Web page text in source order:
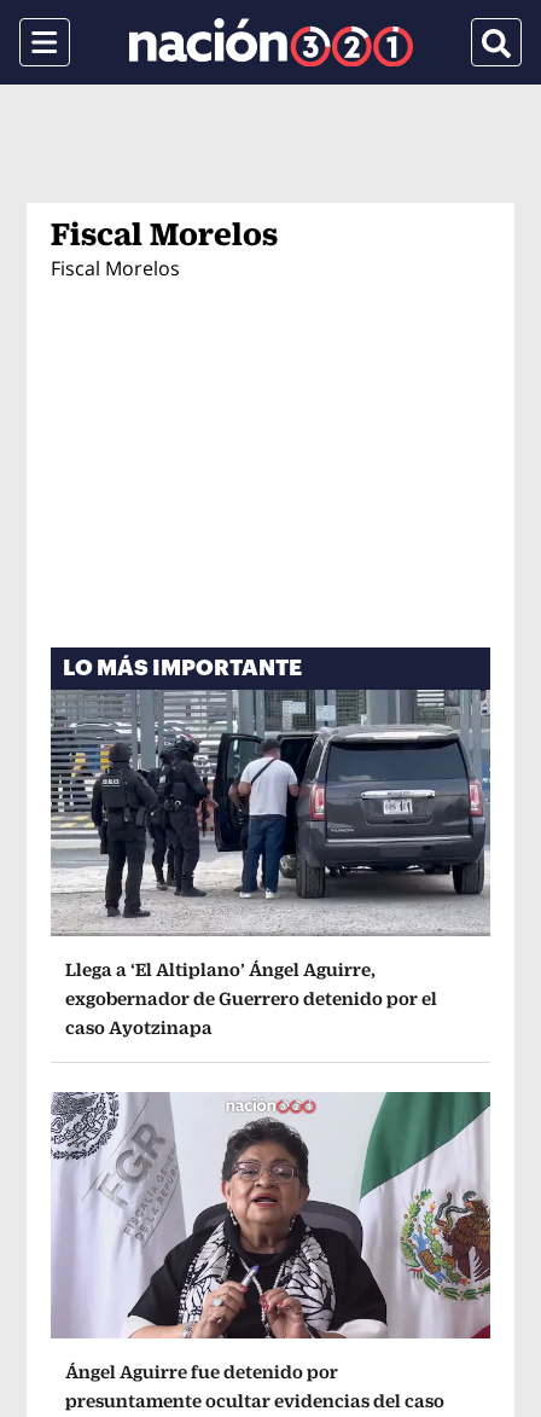
Menu
Fiscal Morelos
Fiscal Morelos
LO MÁS IMPORTANTE
Llega a ‘El Altiplano’ Ángel Aguirre,
exgobernador de Guerrero detenido por el
caso Ayotzinapa
Ángel Aguirre fue detenido por
presuntamente ocultar evidencias del caso